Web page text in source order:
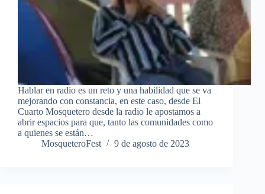
Hablar en radio es un reto y una habilidad que se va
mejorando con constancia, en este caso, desde El
Cuarto Mosquetero desde la radio le apostamos a
abrir espacios para que, tanto las comunidades como
a quienes se están…
MosqueteroFest
9 de agosto de 2023